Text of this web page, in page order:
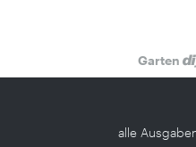
Garten
alle